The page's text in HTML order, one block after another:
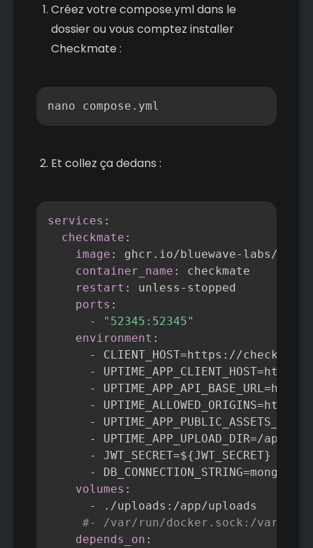
Créez votre compose.yml dans le
dossier ou vous comptez installer
Checkmate :
nano compose.yml
Et collez ça dedans :
services :
checkmate :
image : ghcr.io/bluewave- labs/
container_name :
checkmate
restart : unless - stopped
ports :
-
"52345:52345"
environment :
-
CLIENT_HOST=https : //
-
UPTIME_APP_CLIENT_HOST=https
-
UPTIME_APP_API_BASE_URL=https
-
UPTIME_ALLOWED_ORIGINS=https
-
-
UPTIME_APP_UPLOAD_DIR=/app/
-
JWT_SECRET=${JWT_SECRET}
-
DB_CONNECTION_STRING=mongodb
volumes :
-
./uploads : /app/uploads
#- /var/run/docker.sock:/var/run/
depends_on :